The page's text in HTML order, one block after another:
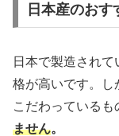
日本産のおす
日本で製造され
格が高いです。し
こだわっているも
ません。